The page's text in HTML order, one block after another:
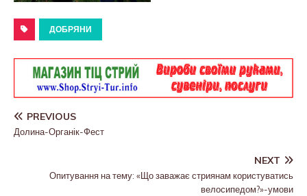
ДОБРЯНИ
PREVIOUS
Долина-Органік-Фест
NEXT
Опитування на тему: «Що заважає стриянам користуватись
велосипедом?»-умови